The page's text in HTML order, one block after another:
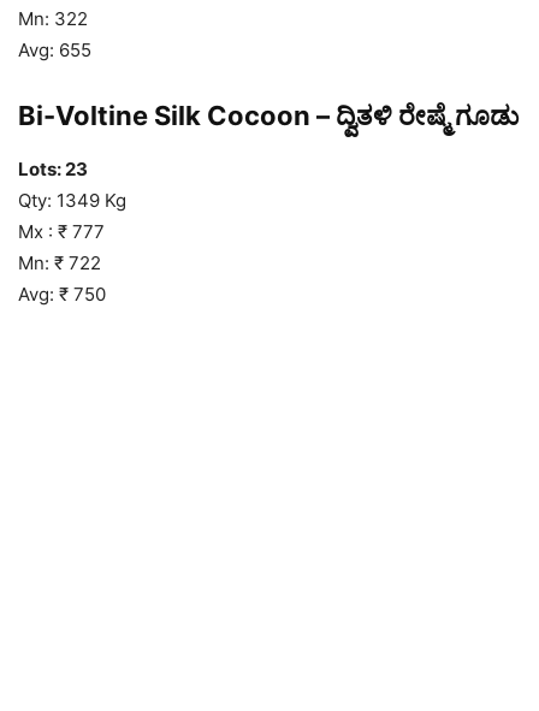
Mn: 322
Avg: 655
Bi-Voltine Silk Cocoon – ದ್ವಿತಳಿ ರೇಷ್ಮೆ ಗೂಡು
Lots: 23
Qty: 1349 Kg
Mx : ₹ 777
Mn: ₹ 722
Avg: ₹ 750